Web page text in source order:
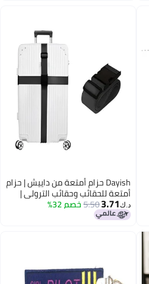
Dayish حزام أمتعة من داييش | حزام
أمتعة للحقائب وحقائب الترولي |
حزام سفر مزود بإبزيم قابل للتعديل
وسريع الفتح للحقائب (1، أسود)
د.ك‏3.71
5.50خصم 32%